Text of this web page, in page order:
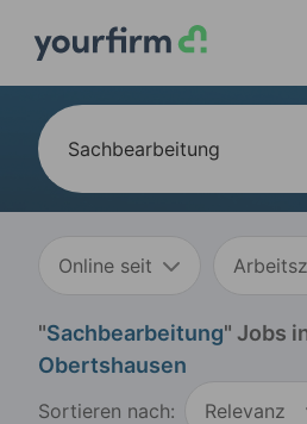
Online seit
"Sachbearbeitung" Jobs
Obertshausen
Sortieren nach: Relevanz